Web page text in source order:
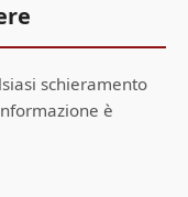
schieramento
è